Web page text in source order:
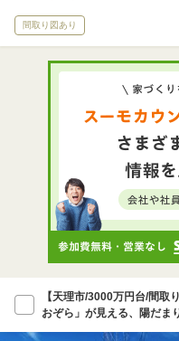
間取り図あり
【天理市/3000万円台/間取
おぞら」が見える、陽だま